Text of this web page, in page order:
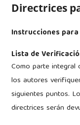
Directrices
Instrucciones
Lista de
Como parte integral
los autores
siguientes puntos.
directrices serán